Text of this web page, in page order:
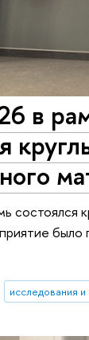
в
было
исследования и